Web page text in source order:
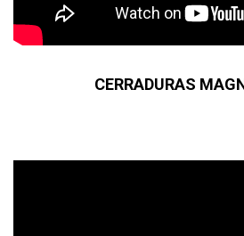
CERRADURAS